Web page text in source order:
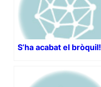
S’ha acabat el bròquil!